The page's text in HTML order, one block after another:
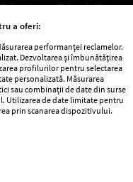
de confidențialitate
Retete practice
a oferi:
performanței reclamelor.
Dezvoltarea și îmbunătățirea
profilurilor pentru selectarea
personalizată. Măsurarea
sau combinații de date din surse
Utilizarea de date limitate pentru
prin scanarea dispozitivului.